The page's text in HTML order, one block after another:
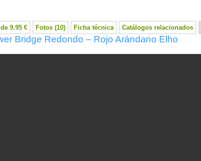
9.95 € Fotos (10) Ficha técnica Catálogos relacionados
Bridge Redondo – Rojo Arándano Elho